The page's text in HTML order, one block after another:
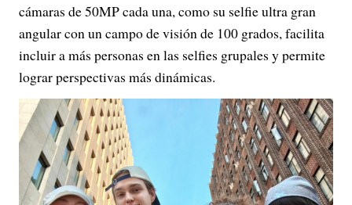
cámaras de 50MP cada una, como su selfie ultra gran
angular con un campo de visión de 100 grados, facilita
incluir a más personas en las selfies grupales y permite
lograr perspectivas más dinámicas.